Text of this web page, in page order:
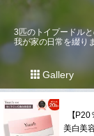
3匹のトイプードルと
我が家の日常を綴り
Gallery
【
美白美